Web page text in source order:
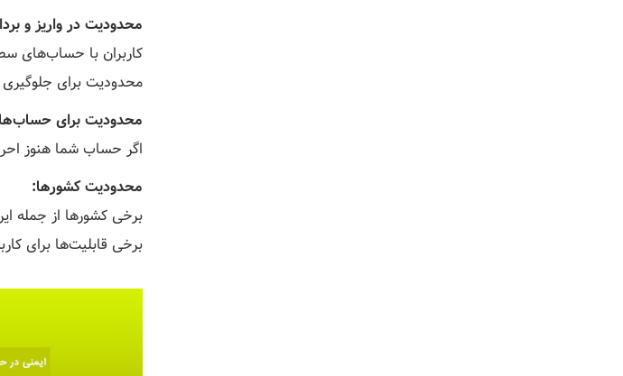
محدودیت در واریز و
کاربران با حساب‌های
محدودیت برای
محدودیت برای
اگر حساب شما هنوز
محدودیت کشورها:
برخی کشورها از جمله
برخی قابلیت‌ها برای